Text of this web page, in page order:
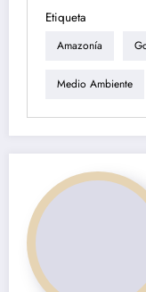
Etiqueta
Amazonía
Medio Ambiente